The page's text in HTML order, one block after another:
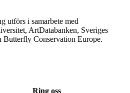
utförs i samarbete med
ArtDatabanken, Sveriges
Butterfly Conservation Europe.
Ring oss